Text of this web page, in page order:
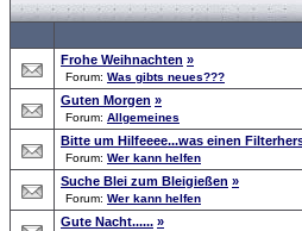
Frohe Weihnachten »
Forum: Was gibts neues???
Guten Morgen »
Forum: Allgemeines
Bitte um Hilfeeee...was einen
Forum: Wer kann helfen
Suche Blei zum Bleigießen »
Forum: Wer kann helfen
Gute Nacht...... »